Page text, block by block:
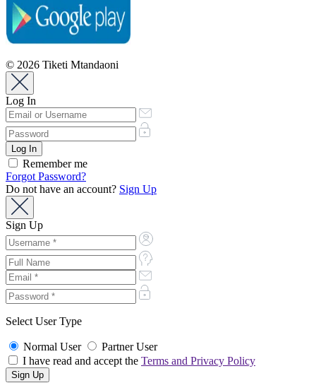
© 2026 Tiketi Mtandaoni
Log In
Remember me
Forgot Password?
Do not have an account? Sign Up
Sign Up
Select User Type
Normal User
Partner User
I have read and accept the Terms and Privacy Policy